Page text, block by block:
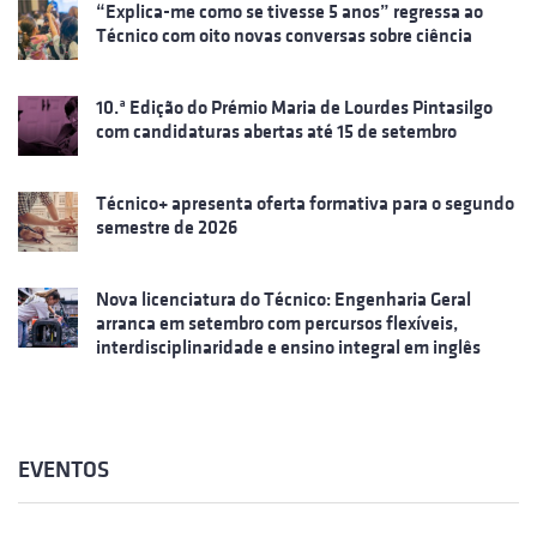
“Explica-me como se tivesse 5 anos” regressa ao
Técnico com oito novas conversas sobre ciência
10.ª Edição do Prémio Maria de Lourdes Pintasilgo
com candidaturas abertas até 15 de setembro
Técnico+ apresenta oferta formativa para o segundo
semestre de 2026
Nova licenciatura do Técnico: Engenharia Geral
arranca em setembro com percursos flexíveis,
interdisciplinaridade e ensino integral em inglês
EVENTOS